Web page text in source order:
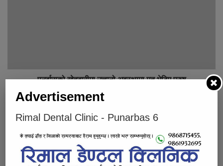
पुनर्वासको खेतबारीमा उत्तानो अवस्थामा मृत भेटिए पुरुष
Advertisement
Rimal Dental Clinic - Punarbas 6